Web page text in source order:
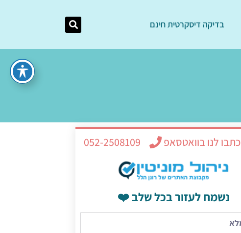
בדיקה דיסקרטית חינם
כתבו לנו בוואטסאפ 052-2508109
נשמח לעזור בכל שלב ❤️